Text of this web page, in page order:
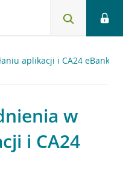
aplikacji i CA24 eBank
w
i CA24